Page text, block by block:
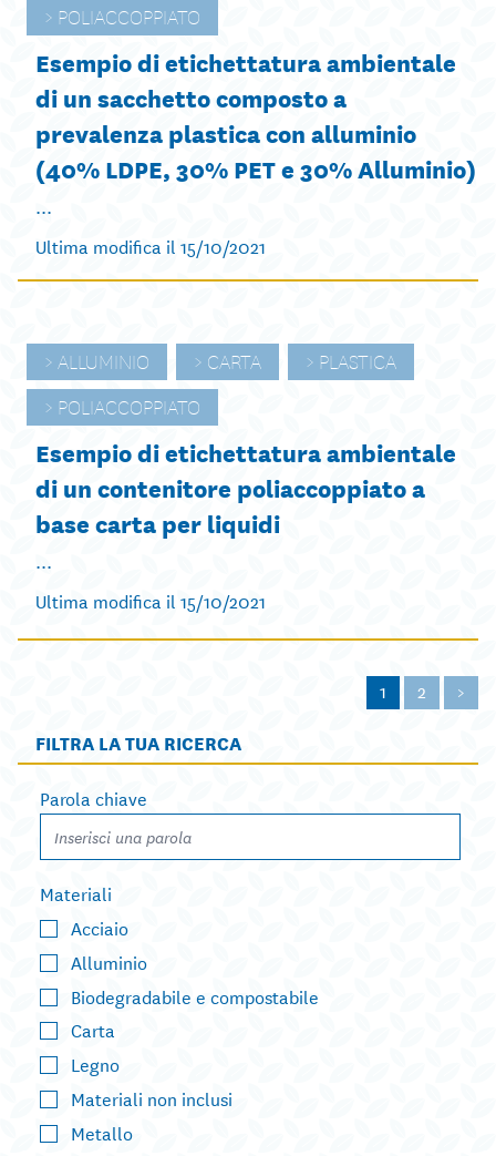
POLIACCOPPIATO
Esempio di etichettatura ambientale
di un sacchetto composto a
prevalenza plastica con alluminio
(40% LDPE, 30% PET e 30% Alluminio)
...
Ultima modifica il 15/10/2021
ALLUMINIO CARTA
PLASTICA
POLIACCOPPIATO
Esempio di etichettatura ambientale
di un contenitore poliaccoppiato a
base carta per liquidi
...
Ultima modifica il 15/10/2021
1 2
>
FILTRA LA TUA RICERCA
Parola chiave
Materiali
Acciaio
Alluminio
Biodegradabile e compostabile
Carta
Legno
Materiali non inclusi
Metallo